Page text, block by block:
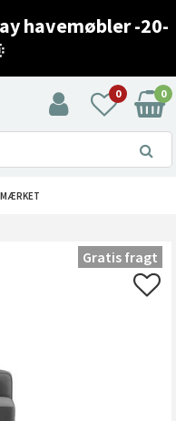
havemøbler -20-
0 0
Gratis fragt